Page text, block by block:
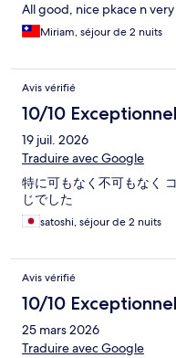
All good, nice pkace n
Miriam, séjour de 2 nuits
Avis vérifié
10/10 Exceptionnel
19 juil. 2026
Traduire avec Google
特に可もなく不可もなく
じでした
satoshi, séjour de 2 nuits
Avis vérifié
10/10 Exceptionnel
25 mars 2026
Traduire avec Google